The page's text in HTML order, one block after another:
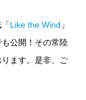
Like the Wind 」
公開！その常陸
ます。是非、ご